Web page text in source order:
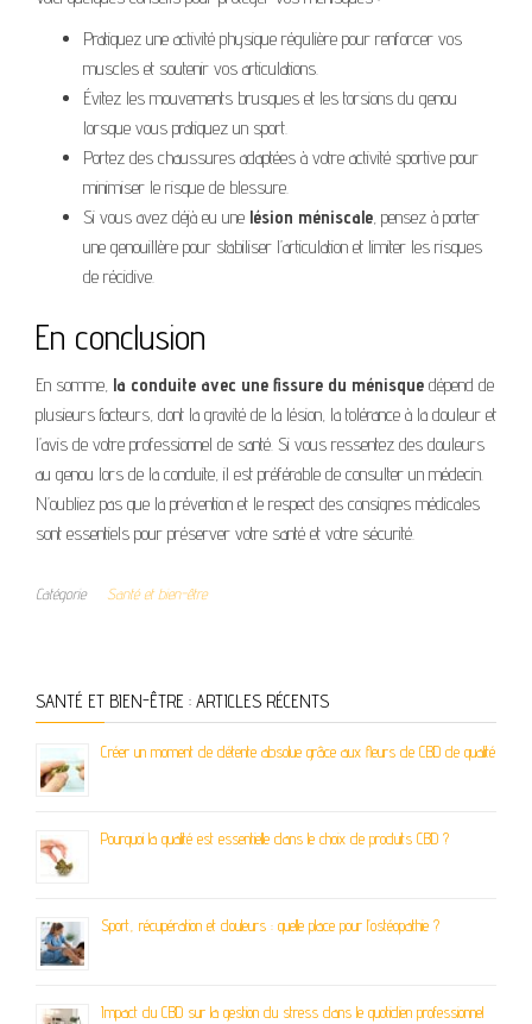
Pratiquez une activité physique régulière pour renforcer vos
muscles et soutenir vos articulations.
Évitez les mouvements brusques et les torsions du genou
lorsque vous pratiquez un sport.
Portez des chaussures adaptées à votre activité sportive pour
minimiser le risque de blessure.
Si vous avez déjà eu une lésion méniscale , pensez à porter
une genouillère pour stabiliser l’articulation et limiter les risques
de récidive.
En conclusion
En somme, la conduite avec une fissure du ménisque dépend de
plusieurs facteurs, dont la gravité de la lésion, la tolérance à la douleur et
l’avis de votre professionnel de santé. Si vous ressentez des douleurs
au genou lors de la conduite, il est préférable de consulter un médecin.
N’oubliez pas que la prévention et le respect des consignes médicales
sont essentiels pour préserver votre santé et votre sécurité.
Catégorie Santé et bien-être
SANTÉ ET BIEN-ÊTRE : ARTICLES RÉCENTS
Créer un moment de détente absolue grâce aux fleurs de CBD de qualité
Pourquoi la qualité est essentielle dans le choix de produits CBD ?
Sport, récupération et douleurs : quelle place pour l’ostéopathie ?
Impact du CBD sur la gestion du stress dans le quotidien professionnel